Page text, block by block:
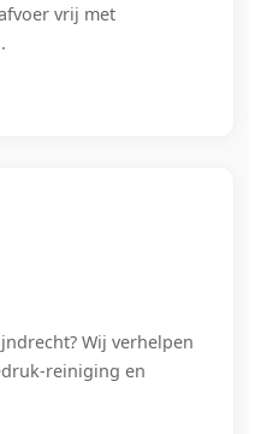
vrij met
Wij verhelpen
reiniging en